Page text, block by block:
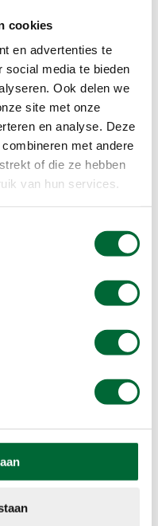
cookies
en advertenties te
social media te bieden
Ook delen we
site met onze
en analyse. Deze
met andere
of die ze hebben
van hun services.
korting op
nu lid!